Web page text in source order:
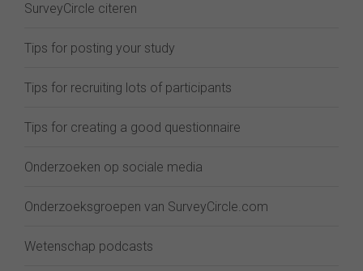
SurveyCircle citeren
Tips for posting your study
Tips for recruiting lots of participants
Tips for creating a good questionnaire
Onderzoeken op sociale media
Onderzoeksgroepen van SurveyCircle.com
Wetenschap podcasts